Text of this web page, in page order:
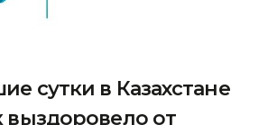
сутки в Казахстане
выздоровело от